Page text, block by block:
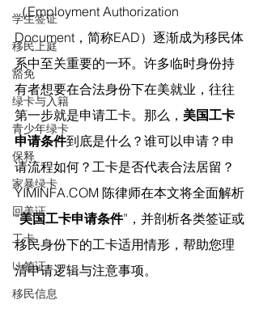
学生签证
移民上庭
豁免
绿卡与入籍
青少年绿卡
保释
家暴绿卡
回美证
工卡
U 签证
移民信息
（Employment Authorization
Document，简称EAD）逐渐成为移民体
系中至关重要的一环。许多临时身份持
有者想要在合法身份下在美就业，往往
第一步就是申请工卡。那么， 美国工卡
申请条件到底是什么？谁可以申请？申
请流程如何？工卡是否代表合法居留？
YIMINFA.COM 陈律师在本文将全面解析
“美国工卡申请条件”，并剖析各类签证或
移民身份下的工卡适用情形，帮助您理
清申请逻辑与注意事项。